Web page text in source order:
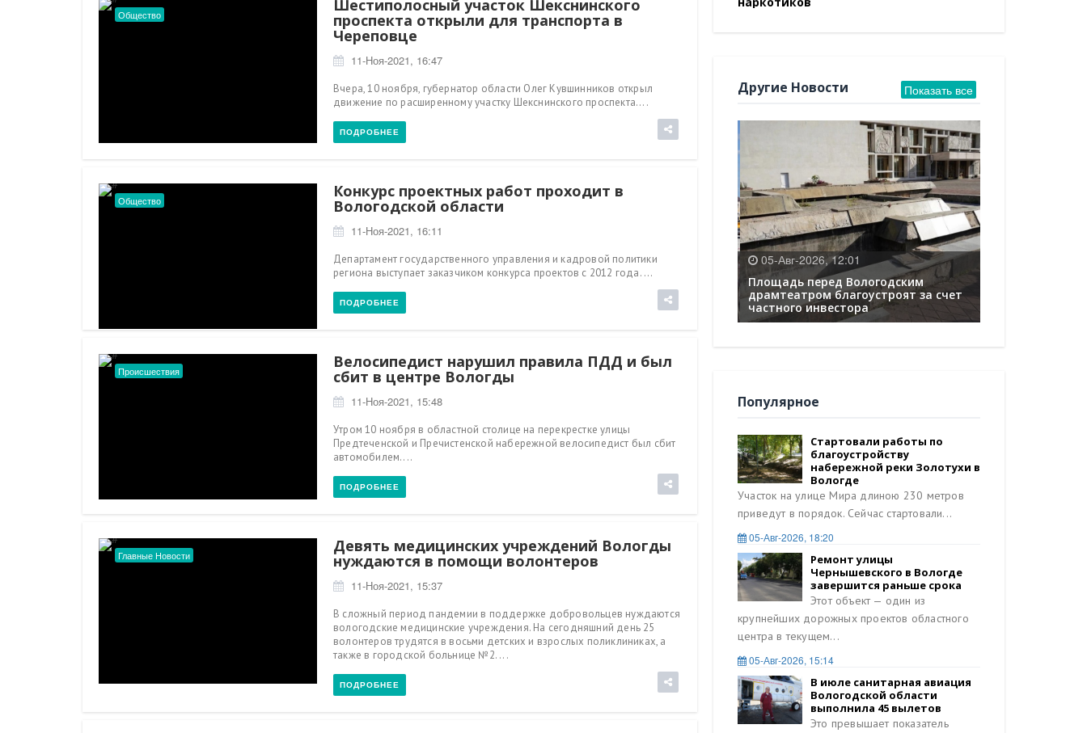
Общество Шестиполосный участок Шекснинского
проспекта открыли для транспорта в
Череповце
11-Ноя-2021, 16:47
Вчера, 10 ноября, губернатор области Олег Кувшинников открыл
движение по расширенному участку Шекснинского проспекта....
ПОДРОБНЕЕ
Общество Конкурс проектных работ проходит в
Вологодской области
11-Ноя-2021, 16:11
Департамент государственного управления и кадровой политики
региона выступает заказчиком конкурса проектов с 2012 года. ...
ПОДРОБНЕЕ
Происшествия Велосипедист нарушил правила ПДД и был
сбит в центре Вологды
11-Ноя-2021, 15:48
Утром 10 ноября в областной столице на перекрестке улицы
Предтеченской и Пречистенской набережной велосипедист был сбит
автомобилем....
ПОДРОБНЕЕ
Главные Новости Девять медицинских учреждений Вологды
нуждаются в помощи волонтеров
11-Ноя-2021, 15:37
В сложный период пандемии в поддержке добровольцев нуждаются
вологодские медицинские учреждения. На сегодняшний день 25
волонтеров трудятся в восьми детских и взрослых поликлиниках, а
также в городской больнице №2. ...
ПОДРОБНЕЕ
Показать все
Другие Новости
06-Авг-2026, 09:40
Установка опорных конструкций и
пролетных элементов ведется на
Пошехонском путепроводе в Вологде
05-Авг-2026, 12:01
Площадь перед Вологодским
драмтеатром благоустроят за счет
частного инвестора
Популярное
Стартовали работы по
благоустройству
набережной реки Золотухи в
Вологде
Участок на улице Мира длиною 230 метров
приведут в порядок. Сейчас стартовали...
05-Авг-2026, 18:20
Ремонт улицы
Чернышевского в Вологде
завершится раньше срока
Этот объект — один из
крупнейших дорожных проектов областного
центра в текущем...
05-Авг-2026, 15:14
В июле санитарная авиация
Вологодской области
выполнила 45 вылетов
Это превышает показатель